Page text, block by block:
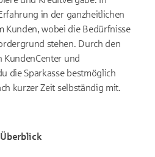
in der ganzheitlichen
Kunden, wobei die Bedürfnisse
stehen. Durch den
KundenCenter und
die Sparkasse bestmöglich
kurzer Zeit selbständig mit.